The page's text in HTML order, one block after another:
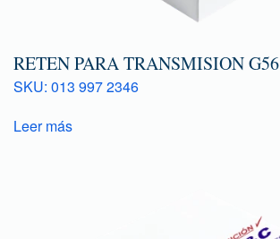
RETEN PARA TRANSMISION G56
SKU: 013 997 2346
Leer más